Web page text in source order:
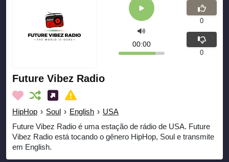
Future Vibez Radio
HipHop › Soul › English › USA
Future Vibez Radio é uma estação de rádio de USA. Future
Vibez Radio está tocando o gênero HipHop, Soul e transmite
em English.
00:00
0
0